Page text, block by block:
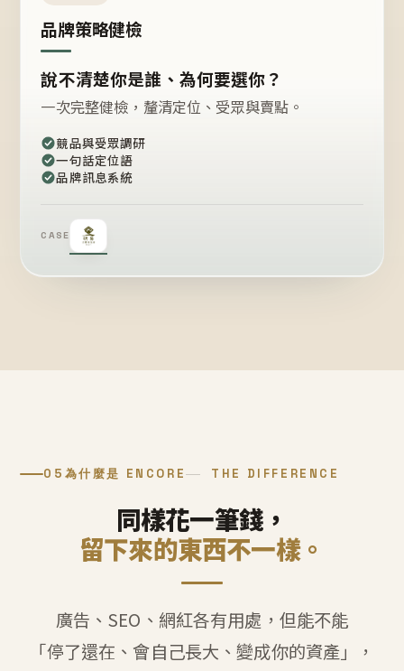
品牌策略健檢
說不清楚你是誰、為何要選你？
一次完整健檢，釐清定位、受眾與賣點。
競品與受眾調研
一句話定位語
品牌訊息系統
CASE
05 為什麼是 ENCORE THE DIFFERENCE
同樣花一筆錢，
留下來的東西不一樣。
廣告、SEO、網紅各有用處，但能不能
「停了還在、會自己長大、變成你的資產」，